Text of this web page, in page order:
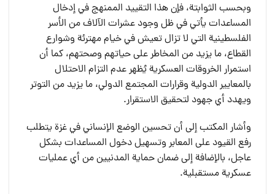
وبحسب الثوابتة، فإن هذا التقييد الممنهج في إدخال
المساعدات يأتي في ظل وجود عشرات الآلاف من الأسر
الفلسطينية التي لا تزال تعيش في خيام مهترئة وشوارع
القطاع، ما يزيد من المخاطر على حياتهم وصحتهم، كما أن
استمرار الخروقات العسكرية يُظهر عدم التزام الاحتلال
بالمعايير الدولية وقرارات المجتمع الدولي، ما يزيد من التوتر
ويهدد أي جهود لتحقيق الاستقرار.
وأشار المكتب إلى أن تحسين الوضع الإنساني في غزة يتطلب
رفع القيود على المعابر وتسهيل دخول المساعدات بشكل
عاجل، بالإضافة إلى ضمان حماية المدنيين من أي عمليات
عسكرية مستقبلية.